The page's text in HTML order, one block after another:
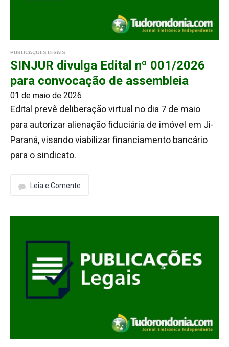
PUBLICAÇÕES LEGAIS
SINJUR divulga Edital nº 001/2026
para convocação de assembleia
01 de maio de 2026
Edital prevê deliberação virtual no dia 7 de maio
para autorizar alienação fiduciária de imóvel em Ji-
Paraná, visando viabilizar financiamento bancário
para o sindicato.
Leia e Comente